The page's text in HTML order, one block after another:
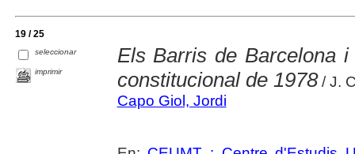
19 / 25
seleccionar
imprimir
Els Barris de Barcelona
constitucional de 1978/ J.
Capo Giol, Jordi